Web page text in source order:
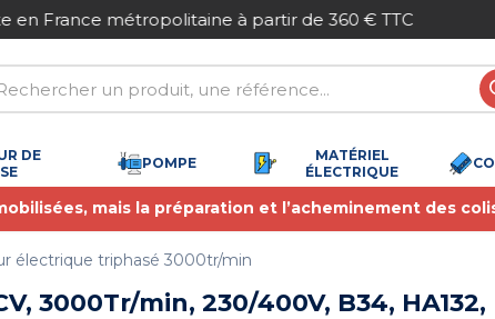
Paiement sécurisé
DE
POMPE
MATÉRIEL
ÉLECTRIQUE
mais la préparation et l’acheminement des
électrique triphasé 3000tr/min
3000Tr/min, 230/400V, B34, HA132,